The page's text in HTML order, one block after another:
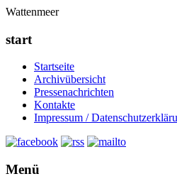
Wattenmeer
start
Startseite
Archivübersicht
Pressenachrichten
Kontakte
Impressum /
Menü